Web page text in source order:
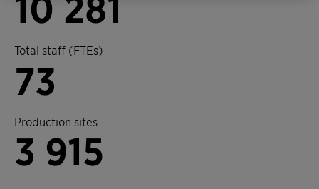
10 281
Total staff (FTEs)
73
Production sites
3 915